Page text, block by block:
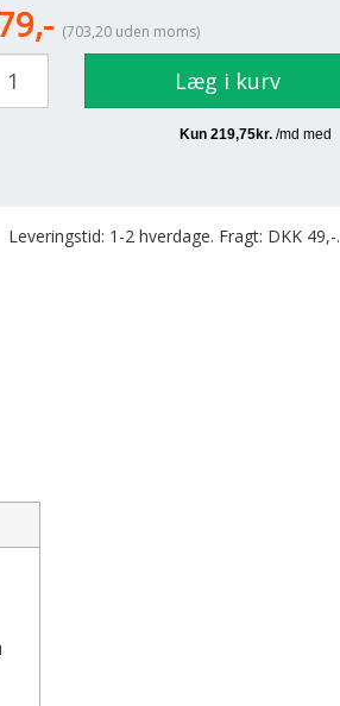
(703,20 uden moms)
Læg i kurv
Leveringstid: 1-2 hverdage. Fragt: DKK 49,-.